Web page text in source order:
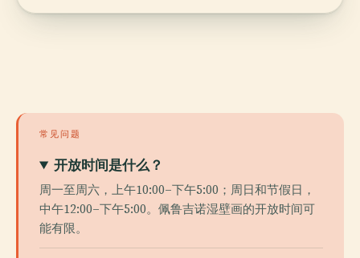
常见问题
开放时间是什么？
周一至周六，上午10:00–下午5:00；周日和节假日，
中午12:00–下午5:00。佩鲁吉诺湿壁画的开放时间可
能有限。